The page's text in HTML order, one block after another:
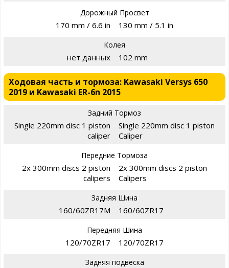
Дорожный Просвет
170 mm / 6.6 in 130 mm / 5.1 in
Колея
нет данных 102 mm
Ходовая часть и тормоза: Kawasaki Versys 650
2019 и Kawasaki ER-6n 2015
Задний Тормоз
Single 220mm disc 1 piston
caliper
Single 220mm disc 1 piston
Caliper
Передние Тормоза
2x 300mm discs 2 piston
calipers
2x 300mm discs 2 piston
Calipers
Задняя Шина
160/60ZR17M 160/60ZR17
Передняя Шина
120/70ZR17 120/70ZR17
Задняя подвеска